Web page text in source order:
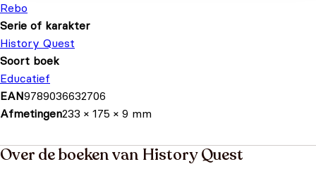
Rebo
Serie of karakter
History Quest
Soort boek
Educatief
EAN9789036632706
Afmetingen233 × 175 × 9 mm
Over de boeken van History Quest